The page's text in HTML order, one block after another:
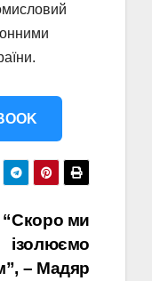
“Скоро ми
ізолюємо
– Мадяр